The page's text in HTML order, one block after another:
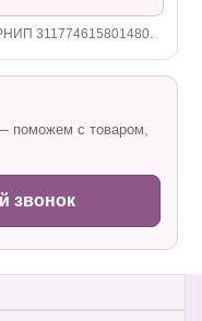
311774615801480.
поможем с товаром,
звонок